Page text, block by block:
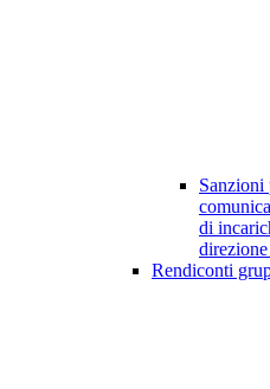
Sanzioni
di
Rendiconti